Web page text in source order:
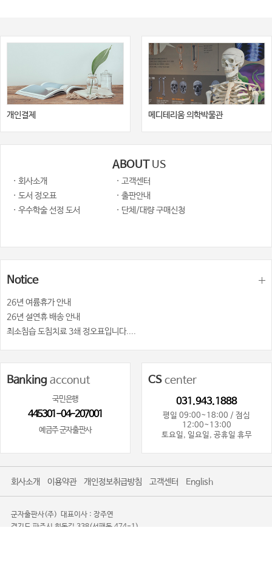
개인결제 메디테리움 의학박물관
ABOUTUS
· 회사소개
· 고객센터
· 도서 정오표
· 출판안내
· 우수학술 선정 도서
· 단체/대량 구매신청
Notice
26년 여륨휴가 안내
26년 설연휴 배송 안내
최소침습 도침치료 3쇄 정오표입니다....
Banking acconut
국민은행
445301-04-207001
예금주 군자출판사
CScenter
031.943.1888
평일 09:00~18:00 / 점심
12:00~13:00
토요일, 일요일, 공휴일 휴무
회사소개 이용약관 개인정보취급방침 고객센터 English
군자출판사(주) 대표이사 : 장주연
경기도 파주시 회동길 338(서패동 474-1)